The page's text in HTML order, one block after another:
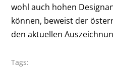
wohl auch hohen
können, beweist der
den aktuellen
Tags: